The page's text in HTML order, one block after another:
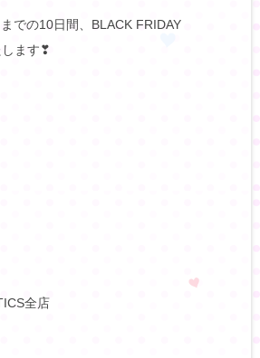
での10日間、BLACK FRIDAY
します❣
全店